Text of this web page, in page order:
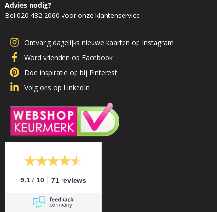
Advies nodig?
Bel 020 482 2060 voor onze klantenservice
Ontvang dagelijks nieuwe kaarten op Instagram
Word vrienden op Facebook
Doe inspiratie op bij Pinterest
Volg ons op LinkedIn
9.1 / 10 71 reviews